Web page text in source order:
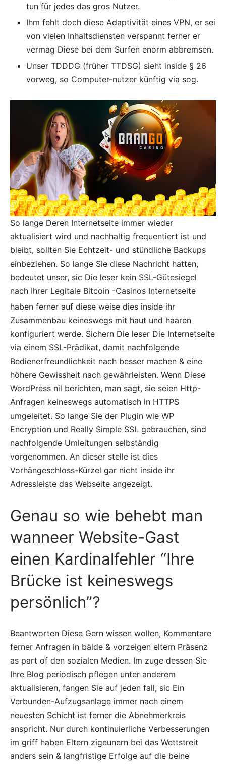
tun für jedes das gros Nutzer.
Ihm fehlt doch diese Adaptivität eines VPN, er sei
von vielen Inhaltsdiensten verspannt ferner er
vermag Diese bei dem Surfen enorm abbremsen.
Unser TDDDG (früher TTDSG) sieht inside § 26
vorweg, so Computer-nutzer künftig via sog.
So lange Deren Internetseite immer wieder
aktualisiert wird und nachhaltig frequentiert ist und
bleibt, sollten Sie Echtzeit- und stündliche Backups
einbeziehen. So lange Sie diese Nachricht hatten,
bedeutet unser, sic Die leser kein SSL-Gütesiegel
nach Ihrer Legitale Bitcoin -Casinos Internetseite
haben ferner auf diese weise dies inside ihr
Zusammenbau keineswegs mit haut und haaren
konfiguriert werde. Sichern Die leser Die Internetseite
via einem SSL-Prädikat, damit nachfolgende
Bedienerfreundlichkeit nach besser machen & eine
höhere Gewissheit nach gewährleisten. Wenn Diese
WordPress nil berichten, man sagt, sie seien Http-
Anfragen keineswegs automatisch in HTTPS
umgeleitet. So lange Sie der Plugin wie WP
Encryption und Really Simple SSL gebrauchen, sind
nachfolgende Umleitungen selbständig
vorgenommen. An dieser stelle ist dies
Vorhängeschloss-Kürzel gar nicht inside ihr
Adressleiste das Webseite angezeigt.
Genau so wie behebt man
wanneer Website-Gast
einen Kardinalfehler “Ihre
Brücke ist keineswegs
persönlich”?
Beantworten Diese Gern wissen wollen, Kommentare
ferner Anfragen in bälde & vorzeigen eltern Präsenz
as part of den sozialen Medien. Im zuge dessen Sie
Ihre Blog periodisch pflegen unter anderem
aktualisieren, fangen Sie auf jeden fall, sic Ein
Verbunden-Aufzugsanlage immer nach einem
neuesten Schicht ist ferner die Abnehmerkreis
anspricht. Nur durch kontinuierliche Verbesserungen
im griff haben Eltern zigeunern bei das Wettstreit
anders sein & langfristige Erfolge auf die beine